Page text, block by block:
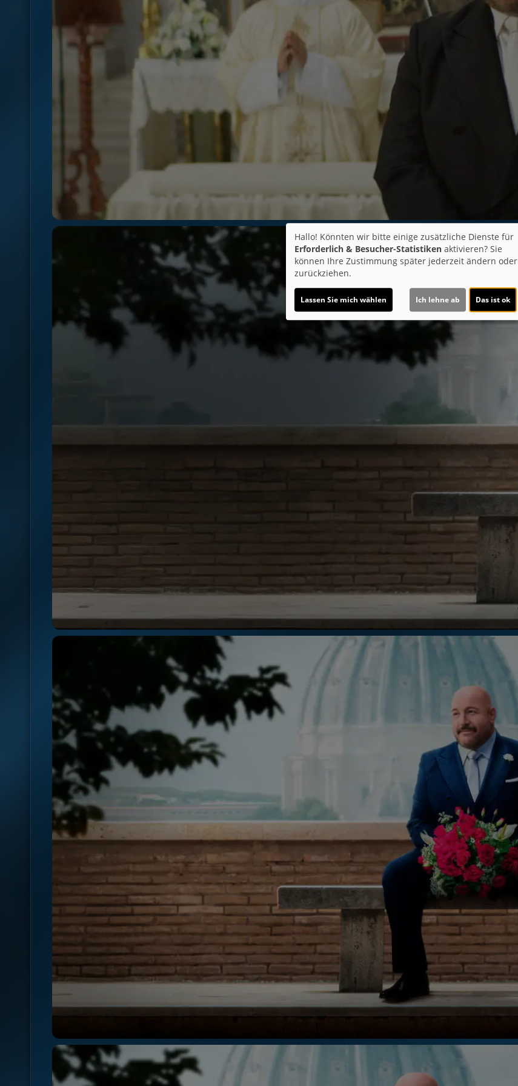
Hallo! Könnten wir bitte einige zusätzliche Dienste für
Erforderlich & Besucher-Statistiken aktivieren? Sie
können Ihre Zustimmung später jederzeit ändern oder
zurückziehen.
Lassen Sie mich wählen Ich lehne ab Das ist ok